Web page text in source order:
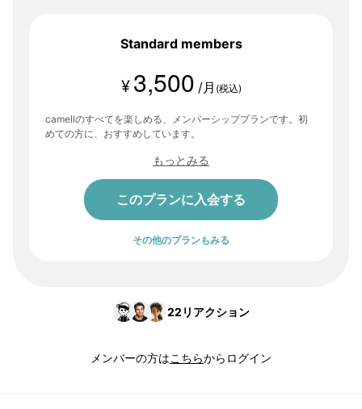
Standard members
¥ 3,500 /月 (税込)
camellのすべてを楽しめる、メンバーシッププランです。初
めての方に、おすすめしています。
もっとみる
このプランに入会する
その他のプランもみる
22 リアクション
メンバーの方はこちらからログイン